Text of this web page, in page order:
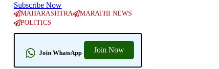
Subscribe Now
MAHARASHTRA
MARATHI NEWS
POLITICS
Join WhatsApp Join Now